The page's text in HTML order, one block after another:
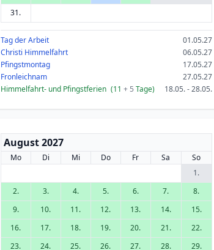
31.
Tag der Arbeit
01.05.27
Christi Himmelfahrt
06.05.27
Pfingstmontag
17.05.27
Fronleichnam
27.05.27
Himmelfahrt- und Pfingstferien (11 + 5 Tage) 18.05. - 28.05.
August 2027
Mo Di Mi Do Fr Sa
So
1.
2.
3. 4. 5. 6. 7.
8.
9.
10. 11. 12. 13. 14.
15.
16.
17. 18. 19. 20. 21.
22.
23.
24. 25. 26. 27. 28. 29.